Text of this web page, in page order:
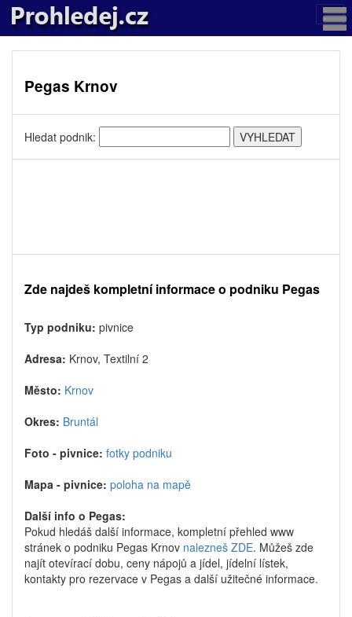
Pegas Krnov
Hledat podnik:
Zde najdeš kompletní informace o podniku Pegas
Typ podniku: pivnice
Adresa: Krnov, Textilní 2
Město: Krnov
Okres: Bruntál
Foto - pivnice: fotky podniku
Mapa - pivnice: poloha na mapě
Další info o Pegas:
Pokud hledáš další informace, kompletní přehled www
stránek o podniku Pegas Krnov nalezneš ZDE. Můžeš zde
najít otevírací dobu, ceny nápojů a jídel, jídelní lístek,
kontakty pro rezervace v Pegas a další užitečné informace.